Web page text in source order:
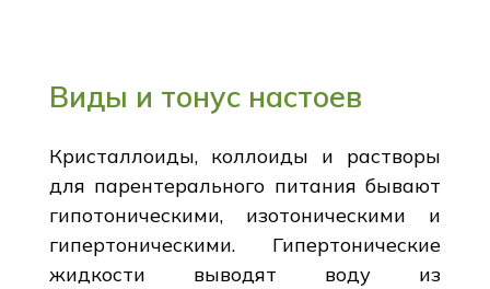
Виды и тонус настоев
Кристаллоиды, коллоиды и растворы
для парентерального питания бывают
гипотоническими, изотоническими и
гипертоническими. Гипертонические
жидкости выводят воду из